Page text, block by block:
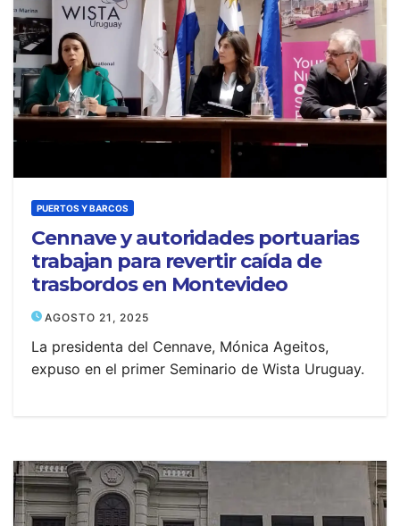
PUERTOS Y BARCOS
Cennave y autoridades portuarias
trabajan para revertir caída de
trasbordos en Montevideo
AGOSTO 21, 2025
La presidenta del Cennave, Mónica Ageitos,
expuso en el primer Seminario de Wista Uruguay.